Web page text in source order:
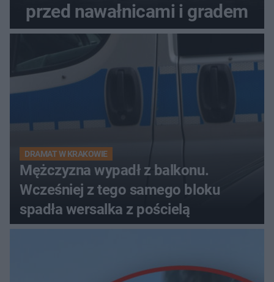
przed nawałnicami i gradem
DRAMAT W KRAKOWIE
Mężczyzna wypadł z balkonu.
Wcześniej z tego samego bloku
spadła wersalka z pościelą